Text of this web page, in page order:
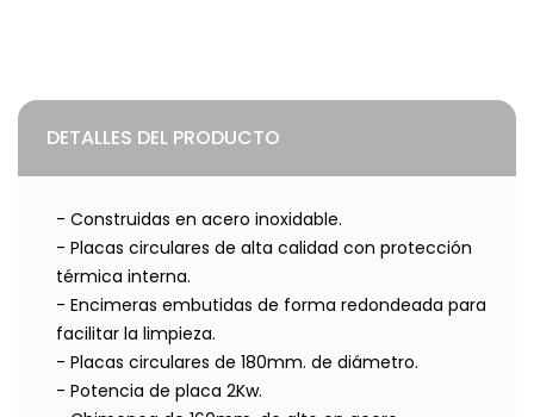
DETALLES DEL PRODUCTO
- Construidas en acero inoxidable.
- Placas circulares de alta calidad con protección
térmica interna.
- Encimeras embutidas de forma redondeada para
facilitar la limpieza.
- Placas circulares de 180mm. de diámetro.
- Potencia de placa 2Kw.